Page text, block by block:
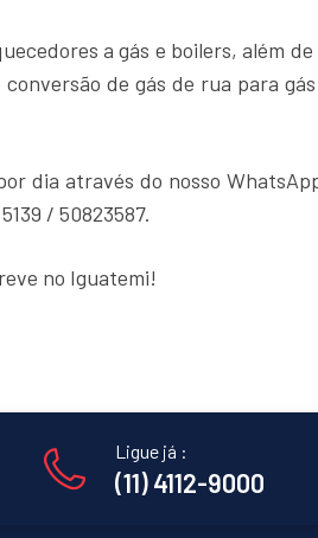
a gás e boilers, além
de gás de rua para
dia através do nosso
/ 50823587.
no Iguatemi!
Ligue já :
(11) 4112-9000